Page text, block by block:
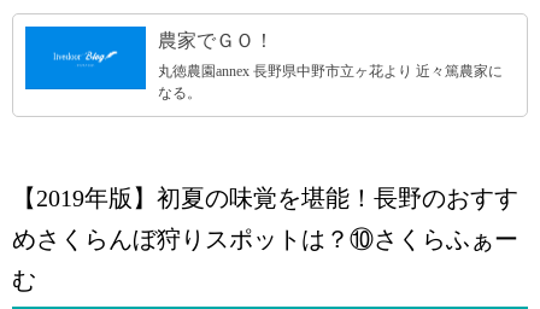
農家でＧＯ！
丸徳農園annex 長野県中野市立ヶ花より 近々篤農家に
なる。
【2019年版】初夏の味覚を堪能！長野のおすす
めさくらんぼ狩りスポットは？⑩さくらふぁー
む